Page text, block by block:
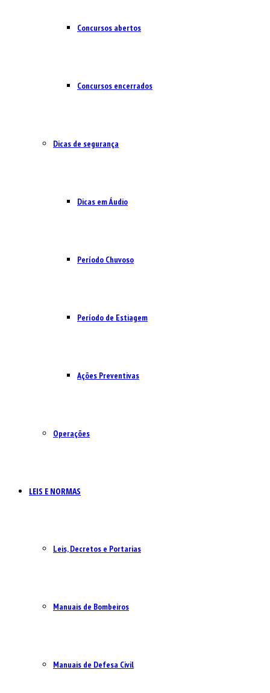
Concursos abertos
Concursos encerrados
Dicas de segurança
Dicas em Áudio
Período Chuvoso
Período de Estiagem
Ações Preventivas
Operações
LEIS E NORMAS
Leis, Decretos e Portarias
Manuais de Bombeiros
Manuais de Defesa Civil